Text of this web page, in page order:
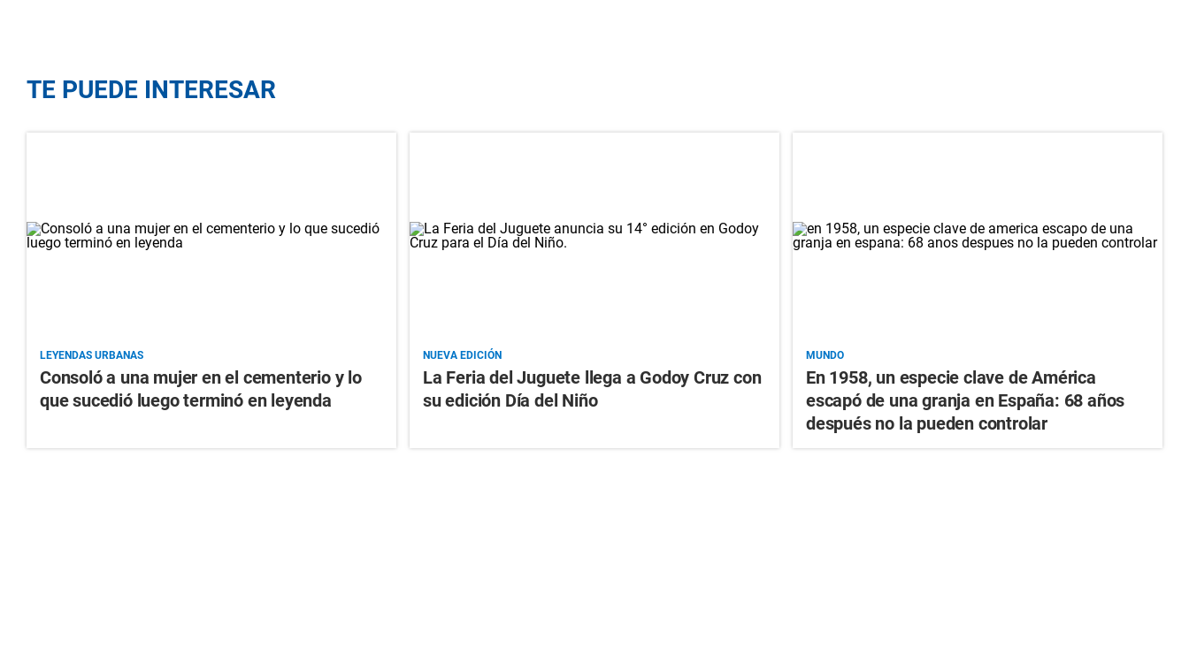
TE PUEDE INTERESAR
LEYENDAS URBANAS
Consoló a una mujer en el cementerio y lo
que sucedió luego terminó en leyenda
NUEVA EDICIÓN
La Feria del Juguete llega a Godoy Cruz con
su edición Día del Niño
MUNDO
En 1958, un especie clave de América
escapó de una granja en España: 68 años
después no la pueden controlar